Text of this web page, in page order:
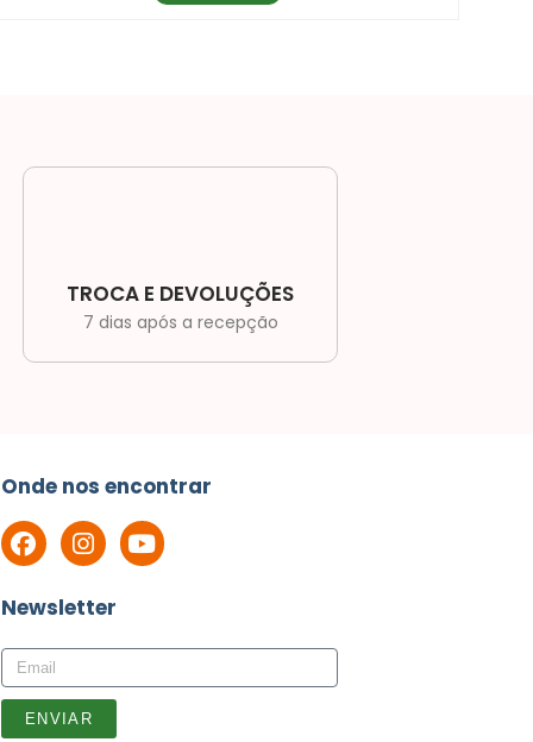
TROCA E DEVOLUÇÕES
7 dias após a recepção
Onde nos encontrar
Newsletter
ENVIAR